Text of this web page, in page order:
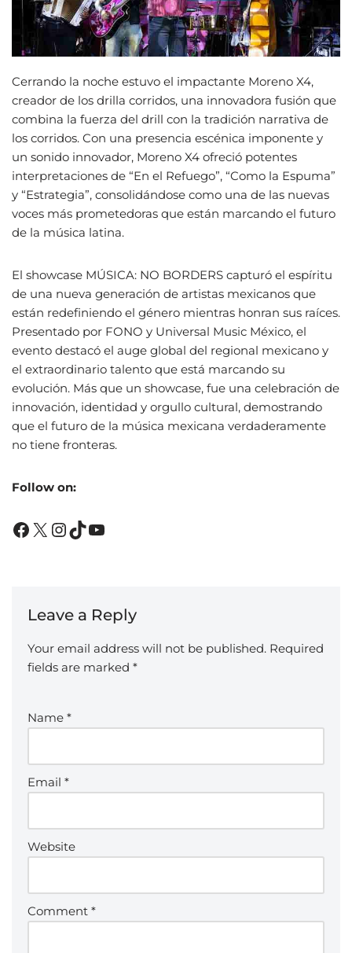
Cerrando la noche estuvo el impactante Moreno X4,
creador de los drilla corridos, una innovadora fusión que
combina la fuerza del drill con la tradición narrativa de
los corridos. Con una presencia escénica imponente y
un sonido innovador, Moreno X4 ofreció potentes
interpretaciones de “En el Refuego”, “Como la Espuma”
y “Estrategia”, consolidándose como una de las nuevas
voces más prometedoras que están marcando el futuro
de la música latina.
El showcase MÚSICA: NO BORDERS capturó el espíritu
de una nueva generación de artistas mexicanos que
están redefiniendo el género mientras honran sus raíces.
Presentado por FONO y Universal Music México, el
evento destacó el auge global del regional mexicano y
el extraordinario talento que está marcando su
evolución. Más que un showcase, fue una celebración de
innovación, identidad y orgullo cultural, demostrando
que el futuro de la música mexicana verdaderamente
no tiene fronteras.
Follow on:
Leave a Reply
Your email address will not be published. Required
fields are marked *
Name *
Email *
Website
Comment *